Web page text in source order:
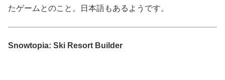
たゲームとのこと。日本語もあるようです。
Snowtopia: Ski Resort Builder